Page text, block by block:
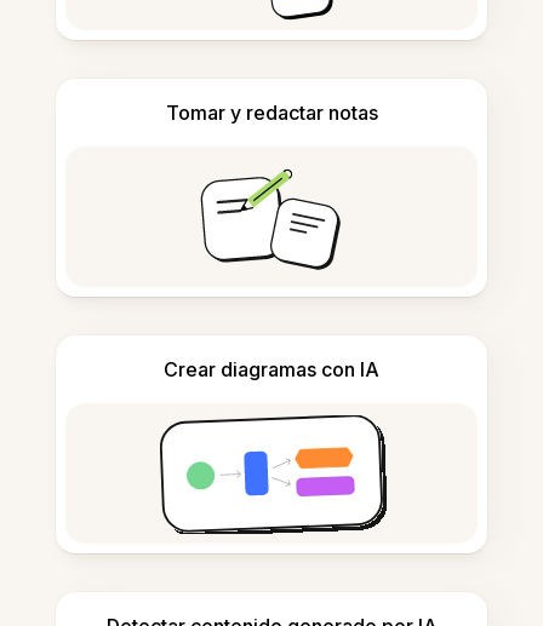
Tomar y redactar notas
Crear diagramas con IA